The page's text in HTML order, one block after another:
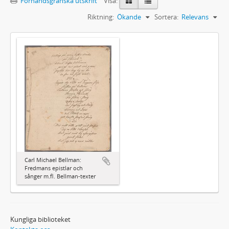
Sortera: Relevans
Riktning: Ökande
Carl Michael Bellman:
Fredmans epistlar och
sånger m.fl. Bellman-texter
Kungliga biblioteket